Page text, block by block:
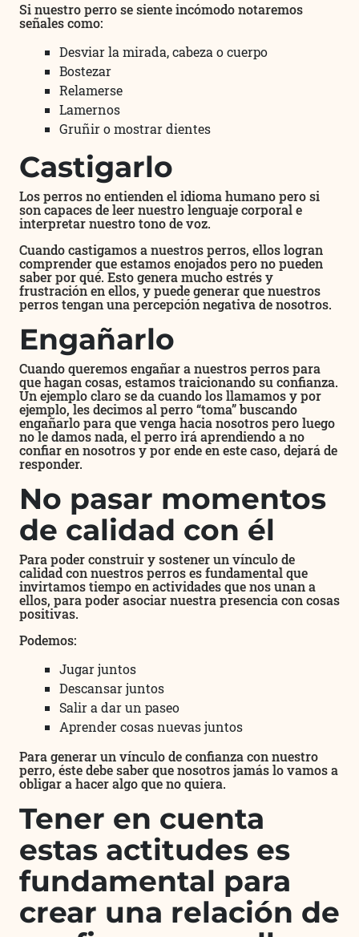
Si nuestro perro se siente incómodo notaremos
señales como:
Desviar la mirada, cabeza o cuerpo
Bostezar
Relamerse
Lamernos
Gruñir o mostrar dientes
Castigarlo
Los perros no entienden el idioma humano pero si
son capaces de leer nuestro lenguaje corporal e
interpretar nuestro tono de voz.
Cuando castigamos a nuestros perros, ellos logran
comprender que estamos enojados pero no pueden
saber por qué. Esto genera mucho estrés y
frustración en ellos, y puede generar que nuestros
perros tengan una percepción negativa de nosotros.
Engañarlo
Cuando queremos engañar a nuestros perros para
que hagan cosas, estamos traicionando su confianza.
Un ejemplo claro se da cuando los llamamos y por
ejemplo, les decimos al perro “toma” buscando
engañarlo para que venga hacia nosotros pero luego
no le damos nada, el perro irá aprendiendo a no
confiar en nosotros y por ende en este caso, dejará de
responder.
No pasar momentos
de calidad con él
Para poder construir y sostener un vínculo de
calidad con nuestros perros es fundamental que
invirtamos tiempo en actividades que nos unan a
ellos, para poder asociar nuestra presencia con cosas
positivas.
Podemos:
Jugar juntos
Descansar juntos
Salir a dar un paseo
Aprender cosas nuevas juntos
Para generar un vínculo de confianza con nuestro
perro, éste debe saber que nosotros jamás lo vamos a
obligar a hacer algo que no quiera.
Tener en cuenta
estas actitudes es
fundamental para
crear una relación de